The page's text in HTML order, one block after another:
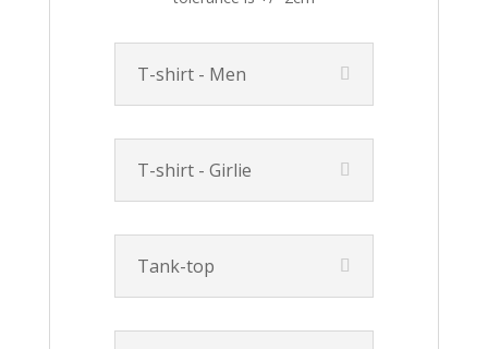
T-shirt - Men
T-shirt - Girlie
Tank-top